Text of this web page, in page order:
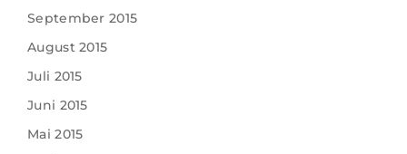
September 2015
August 2015
Juli 2015
Juni 2015
Mai 2015